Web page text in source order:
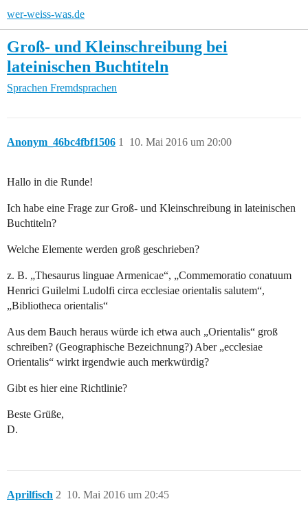
wer-weiss-was.de
Groß- und Kleinschreibung bei
lateinischen Buchtiteln
Sprachen Fremdsprachen
Anonym_46bc4fbf1506 10. Mai 2016 um 20:00
1
Hallo in die Runde!
Ich habe eine Frage zur Groß- und Kleinschreibung in lateinischen
Buchtiteln?
Welche Elemente werden groß geschrieben?
z. B. „Thesaurus linguae Armenicae“, „Commemoratio conatuum
Henrici Guilelmi Ludolfi circa ecclesiae orientalis salutem“,
„Bibliotheca orientalis“
Aus dem Bauch heraus würde ich etwa auch „Orientalis“ groß
schreiben? (Geographische Bezeichnung?) Aber „ecclesiae
Orientalis“ wirkt irgendwie auch merkwürdig?
Gibt es hier eine Richtlinie?
Beste Grüße,
D.
Aprilfisch 10. Mai 2016 um 20:45
2